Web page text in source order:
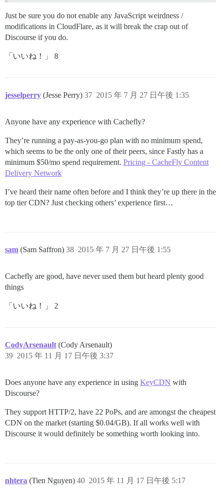
Just be sure you do not enable any JavaScript weirdness /
modifications in CloudFlare, as it will break the crap out of
Discourse if you do.
「いいね！」 8
jesselperry (Jesse Perry) 2015 年 7 月 27 日午後 1:35
37
Anyone have any experience with Cachefly?
They’re running a pay-as-you-go plan with no minimum spend,
which seems to be the only one of their peers, since Fastly has a
minimum $50/mo spend requirement. Pricing - CacheFly Content
Delivery Network
I’ve heard their name often before and I think they’re up there in the
top tier CDN? Just checking others’ experience first…
sam (Sam Saffron) 2015 年 7 月 27 日午後 1:55
38
Cachefly are good, have never used them but heard plenty good
things
「いいね！」 2
CodyArsenault (Cody Arsenault)
2015 年 11 月 17 日午後 3:37
39
Does anyone have any experience in using KeyCDN with
Discourse?
They support HTTP/2, have 22 PoPs, and are amongst the cheapest
CDN on the market (starting $0.04/GB). If all works well with
Discourse it would definitely be something worth looking into.
nhtera (Tien Nguyen) 2015 年 11 月 17 日午後 5:17
40